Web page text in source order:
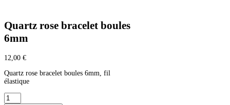
Quartz rose bracelet boules
6mm
12,00 €
Quartz rose bracelet boules 6mm, fil
élastique
quantité